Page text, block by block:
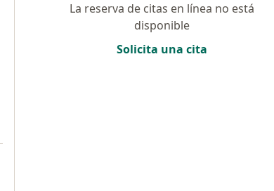
La reserva de citas en línea no está
disponible
Solicita una cita